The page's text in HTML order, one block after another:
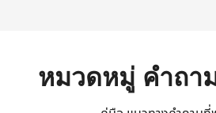
หมวดหมู่ คำถา